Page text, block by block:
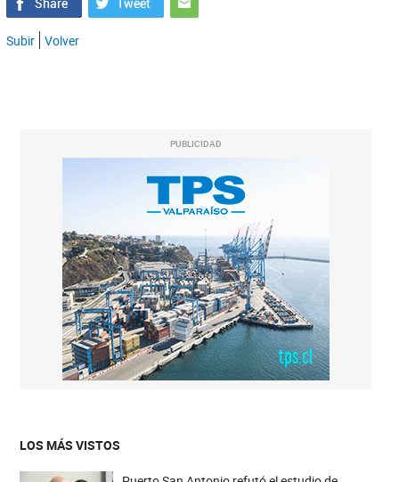
Subir Volver
PUBLICIDAD
LOS MÁS VISTOS